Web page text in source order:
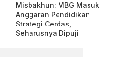
Misbakhun: MBG Masuk
Anggaran Pendidikan
Strategi Cerdas,
Seharusnya Dipuji